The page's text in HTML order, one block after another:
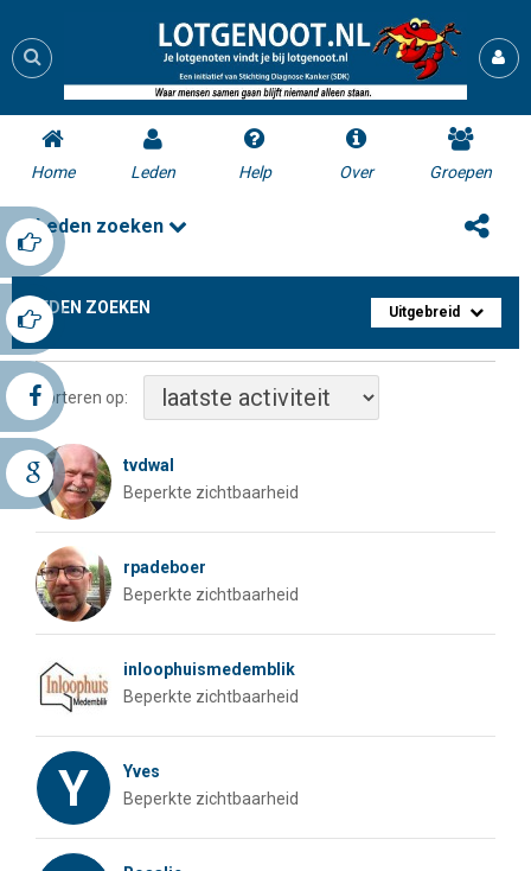
Home Leden Help Over Groepen
Leden zoeken
LEDEN ZOEKEN Uitgebreid
Sorteren op:
tvdwal
Beperkte zichtbaarheid
rpadeboer
Beperkte zichtbaarheid
inloophuismedemblik
Beperkte zichtbaarheid
Y
Yves
Beperkte zichtbaarheid